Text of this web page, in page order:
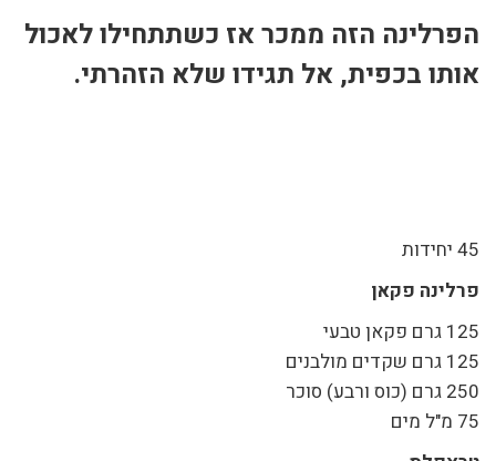
הפרלינה הזה ממכר אז כשתתחילו לאכול
אותו בכפית, אל תגידו שלא הזהרתי.
45 יחידות
פרלינה פקאן
125 גרם פקאן טבעי
125 גרם שקדים מולבנים
250 גרם (כוס ורבע) סוכר
75 מ"ל מים